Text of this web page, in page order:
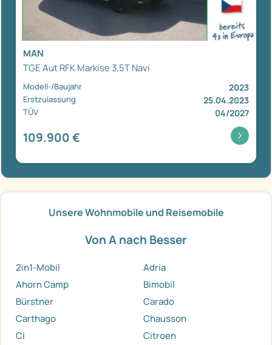
MAN
TGE Aut RFK Markise 3,5T Navi
Modell-/Baujahr 2023
Erstzulassung 25.04.2023
TÜV 04/2027
109.900 €
Unsere Wohnmobile und Reisemobile
Von A nach Besser
2in1-Mobil
Adria
Ahorn Camp
Bimobil
Bürstner
Carado
Carthago
Chausson
Ci
Citroen